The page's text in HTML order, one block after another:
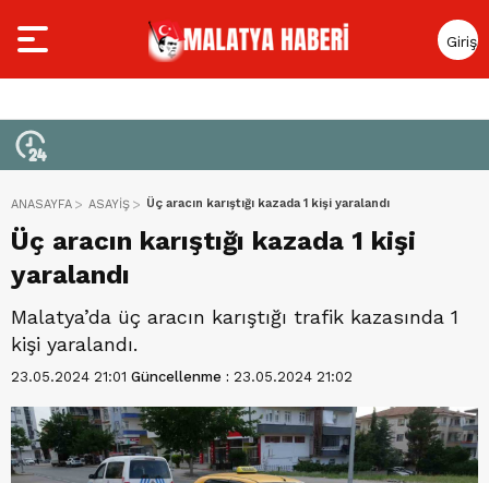
Giriş
Yap
ANASAYFA ASAYİŞ Üç aracın karıştığı kazada 1 kişi yaralandı
Üç aracın karıştığı kazada 1 kişi
yaralandı
Malatya’da üç aracın karıştığı trafik kazasında 1
kişi yaralandı.
23.05.2024 21:01 Güncellenme : 23.05.2024 21:02